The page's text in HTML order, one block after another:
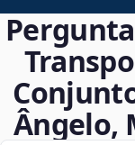
Ângelo,